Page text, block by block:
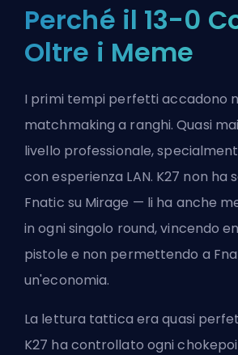
Perché il 13-0
Oltre i Meme
I primi tempi perfetti accadono
matchmaking a ranghi. Quasi
livello professionale,
con esperienza LAN. K27 non ha
Fnatic su Mirage — li ha anche
in ogni singolo round, vincendo
pistole e non permettendo a
un'economia.
La lettura tattica era quasi
K27 ha controllato ogni